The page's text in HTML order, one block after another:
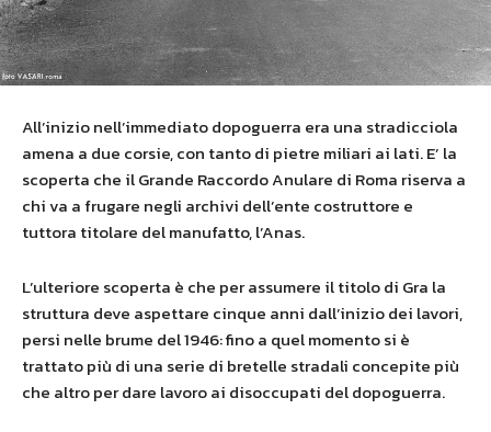
All’inizio nell’immediato dopoguerra era una stradicciola
amena a due corsie, con tanto di pietre miliari ai lati. E’ la
scoperta che il Grande Raccordo Anulare di Roma riserva a
chi va a frugare negli archivi dell’ente costruttore e
tuttora titolare del manufatto, l’Anas.
L’ulteriore scoperta è che per assumere il titolo di Gra la
struttura deve aspettare cinque anni dall’inizio dei lavori,
persi nelle brume del 1946: fino a quel momento si è
trattato più di una serie di bretelle stradali concepite più
che altroper dare lavoro ai disoccupati del dopoguerra.